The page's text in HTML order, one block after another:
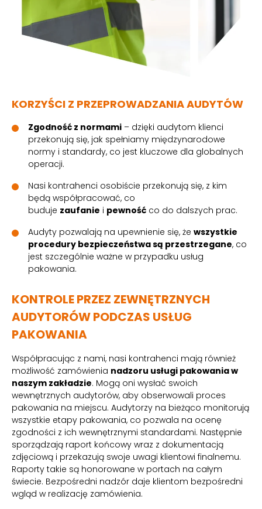
KORZYŚCI Z PRZEPROWADZANIA AUDYTÓW
Zgodność z normami – dzięki audytom klienci
przekonują się, jak spełniamy międzynarodowe
normy i standardy, co jest kluczowe dla globalnych
operacji.
Nasi kontrahenci osobiście przekonują się, z kim
będą współpracować, co
buduje zaufanie i pewność co do dalszych prac.
Audyty pozwalają na upewnienie się, że wszystkie
procedury bezpieczeństwa są przestrzegane, co
jest szczególnie ważne w przypadku usług
pakowania.
KONTROLE PRZEZ ZEWNĘTRZNYCH
AUDYTORÓW PODCZAS USŁUG
PAKOWANIA
Współpracując z nami, nasi kontrahenci mają również
możliwość zamówienia nadzoru usługi pakowania w
naszym zakładzie. Mogą oni wysłać swoich
wewnętrznych audytorów, aby obserwowali proces
pakowania na miejscu. Audytorzy na bieżąco monitorują
wszystkie etapy pakowania, co pozwala na ocenę
zgodności z ich wewnętrznymi standardami. Następnie
sporządzają raport końcowy wraz z dokumentacją
zdjęciową i przekazują swoje uwagi klientowi finalnemu.
Raporty takie są honorowane w portach na całym
świecie. Bezpośredni nadzór daje klientom bezpośredni
wgląd w realizację zamówienia.